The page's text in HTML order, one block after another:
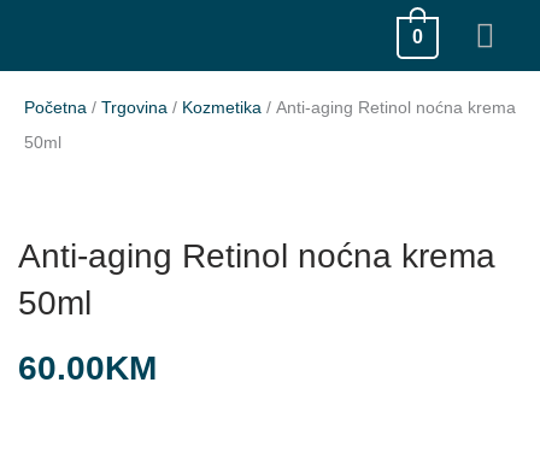
0
Početna / Trgovina / Kozmetika / Anti-aging Retinol noćna krema
50ml
Anti-aging Retinol noćna krema
50ml
60.00KM